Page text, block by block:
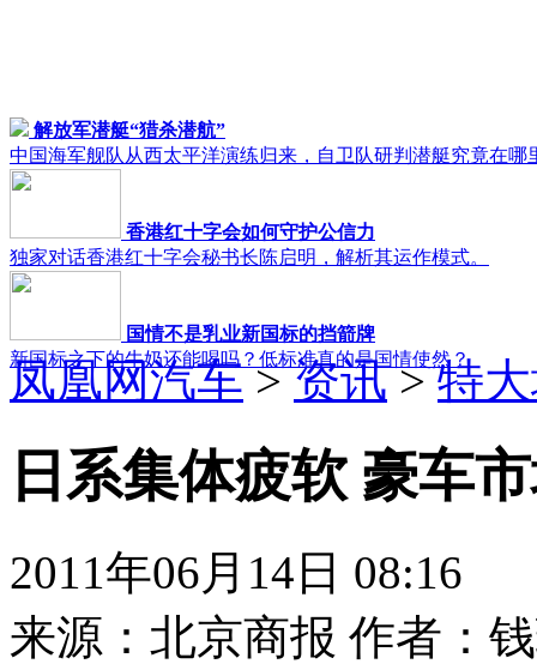
解放军潜艇“猎杀潜航”
中国海军舰队从西太平洋演练归来，自卫队研判潜艇究竟在哪
香港红十字会如何守护公信力
独家对话香港红十字会秘书长陈启明，解析其运作模式。
国情不是乳业新国标的挡箭牌
新国标之下的牛奶还能喝吗？低标准真的是国情使然？
凤凰网汽车>资讯>特
日系集体疲软 豪车
2011年06月14日 08:16
来源： 北京商报 作者：